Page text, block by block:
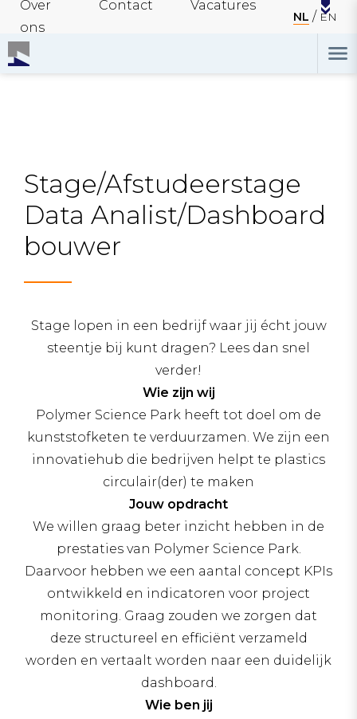
Over
ons
Contact Vacatures
NL EN
Stage/Afstudeerstage
Data Analist/Dashboard
bouwer
Stage lopen in een bedrijf waar jij écht jouw
steentje bij kunt dragen? Lees dan snel
verder!
Wie zijn wij
Polymer Science Park heeft tot doel om de
kunststofketen te verduurzamen. We zijn een
innovatiehub die bedrijven helpt te plastics
circulair(der) te maken
Jouw opdracht
We willen graag beter inzicht hebben in de
prestaties van Polymer Science Park.
Daarvoor hebben we een aantal concept KPIs
ontwikkeld en indicatoren voor project
monitoring. Graag zouden we zorgen dat
deze structureel en efficiënt verzameld
worden en vertaalt worden naar een duidelijk
dashboard.
Wie ben jij